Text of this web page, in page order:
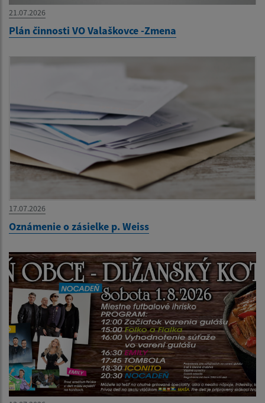
21.07.2026
Plán činnosti VO Valaškovce -Zmena
17.07.2026
Oznámenie o zásielke p. Weiss